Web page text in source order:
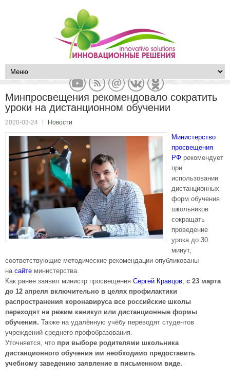
Минпросвещения рекомендовало сократить
уроки на дистанционном обучении
2020-03-24 Новости
Министерство
просвещения
РФ рекомендует
при
использовании
дистанционных
форм обучения
школьников
сокращать
проведение
урока до 30
минут,
соответствующие методические рекомендации опубликованы
на сайте министерства.
Как ранее заявил министр просвещения Сергей Кравцов, с 23 марта
до 12 апреля включительно в целях профилактики
распространения коронавируса все российские школы
переходят на режим каникул или дистанционные формы
обучения. Также на удалённую учёбу переводят студентов
учреждений среднего профобразования.
Уточняется, что при выборе родителями школьника
дистанционного обучения им необходимо предоставить
учебному заведению заявление в письменном виде.